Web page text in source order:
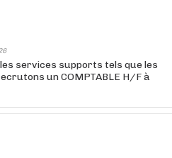
services supports tels que les
un COMPTABLE H/F à